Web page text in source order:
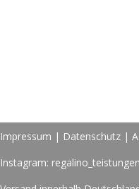
Impressum | Datenschutz |
Instagram: